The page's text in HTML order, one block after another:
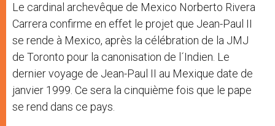
Le cardinal archevêque de Mexico Norberto Rivera
Carrera confirme en effet le projet que Jean-Paul II
se rende à Mexico, après la célébration de la JMJ
de Toronto pour la canonisation de l´Indien. Le
dernier voyage de Jean-Paul II au Mexique date de
janvier 1999. Ce sera la cinquième fois que le pape
se rend dans ce pays.